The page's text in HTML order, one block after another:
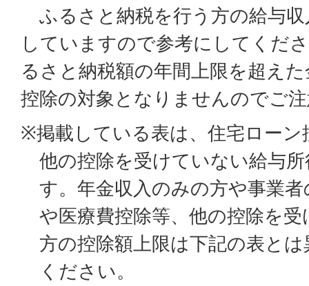
ふるさと納税を行う方の給与
していますので参考にしてくだ
るさと納税額の年間上限を超え
控除の対象となりませんのでご
※掲載している表は、住宅ローン
他の控除を受けていない給与
す。年金収入のみの方や事業
や医療費控除等、他の控除を
方の控除額上限は下記の表と
ください。